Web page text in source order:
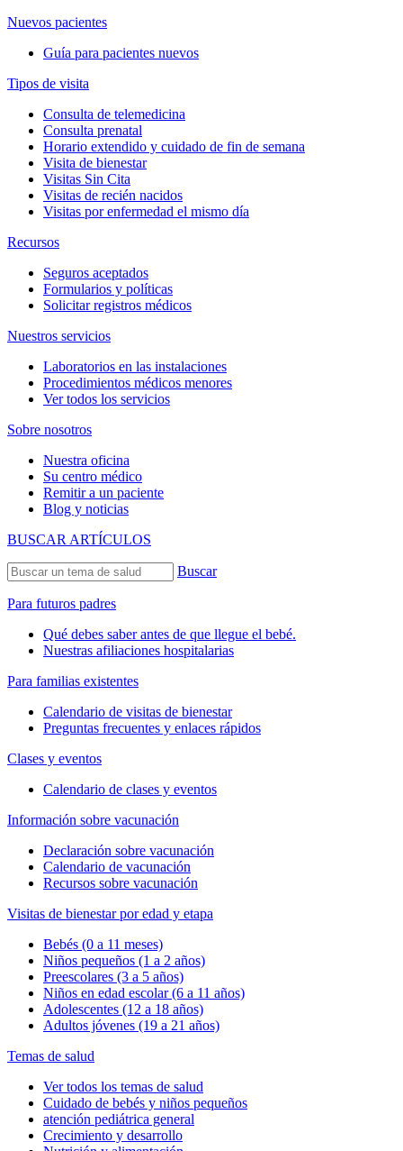
Nuevos pacientes
Guía para pacientes nuevos
Tipos de visita
Consulta de telemedicina
Consulta prenatal
Horario extendido y cuidado de fin de semana
Visita de bienestar
Visitas Sin Cita
Visitas de recién nacidos
Visitas por enfermedad el mismo día
Recursos
Seguros aceptados
Formularios y políticas
Solicitar registros médicos
Nuestros servicios
Laboratorios en las instalaciones
Procedimientos médicos menores
Ver todos los servicios
Sobre nosotros
Nuestra oficina
Su centro médico
Remitir a un paciente
Blog y noticias
BUSCAR ARTÍCULOS
Buscar
Para futuros padres
Qué debes saber antes de que llegue el bebé.
Nuestras afiliaciones hospitalarias
Para familias existentes
Calendario de visitas de bienestar
Preguntas frecuentes y enlaces rápidos
Clases y eventos
Calendario de clases y eventos
Información sobre vacunación
Declaración sobre vacunación
Calendario de vacunación
Recursos sobre vacunación
Visitas de bienestar por edad y etapa
Bebés (0 a 11 meses)
Niños pequeños (1 a 2 años)
Preescolares (3 a 5 años)
Niños en edad escolar (6 a 11 años)
Adolescentes (12 a 18 años)
Adultos jóvenes (19 a 21 años)
Temas de salud
Ver todos los temas de salud
Cuidado de bebés y niños pequeños
atención pediátrica general
Crecimiento y desarrollo